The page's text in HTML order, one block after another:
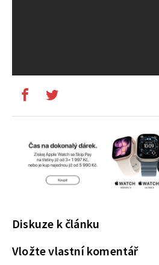
Diskuze k článku
Vložte vlastní komentář